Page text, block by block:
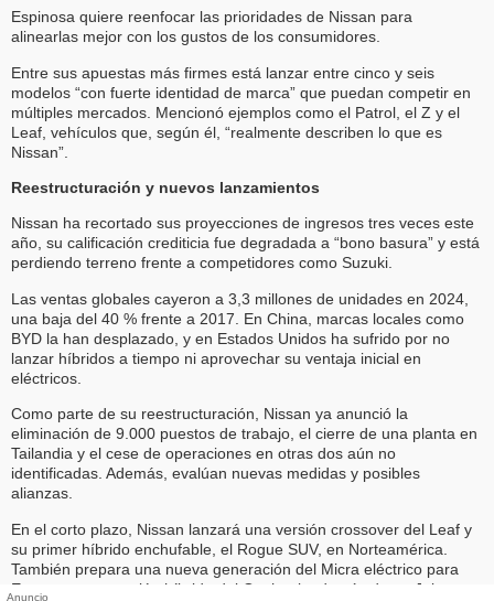
Espinosa quiere reenfocar las prioridades de Nissan para
alinearlas mejor con los gustos de los consumidores.
Entre sus apuestas más firmes está lanzar entre cinco y seis
modelos “con fuerte identidad de marca” que puedan competir en
múltiples mercados. Mencionó ejemplos como el Patrol, el Z y el
Leaf, vehículos que, según él, “realmente describen lo que es
Nissan”.
Reestructuración y nuevos lanzamientos
Nissan ha recortado sus proyecciones de ingresos tres veces este
año, su calificación crediticia fue degradada a “bono basura” y está
perdiendo terreno frente a competidores como Suzuki.
Las ventas globales cayeron a 3,3 millones de unidades en 2024,
una baja del 40 % frente a 2017. En China, marcas locales como
BYD la han desplazado, y en Estados Unidos ha sufrido por no
lanzar híbridos a tiempo ni aprovechar su ventaja inicial en
eléctricos.
Como parte de su reestructuración, Nissan ya anunció la
eliminación de 9.000 puestos de trabajo, el cierre de una planta en
Tailandia y el cese de operaciones en otras dos aún no
identificadas. Además, evalúan nuevas medidas y posibles
alianzas.
En el corto plazo, Nissan lanzará una versión crossover del Leaf y
su primer híbrido enchufable, el Rogue SUV, en Norteamérica.
También prepara una nueva generación del Micra eléctrico para
Europa y una versión híbrida del Qashqai, además de un Juke
Anuncio